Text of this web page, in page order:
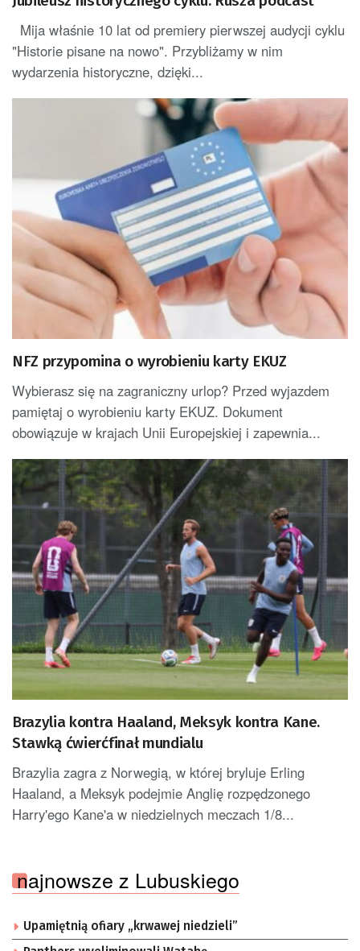
Mija właśnie 10 lat od premiery pierwszej audycji cyklu
"Historie pisane na nowo". Przybliżamy w nim
wydarzenia historyczne, dzięki...
NFZ przypomina o wyrobieniu karty EKUZ
Wybierasz się na zagraniczny urlop? Przed wyjazdem
pamiętaj o wyrobieniu karty EKUZ. Dokument
obowiązuje w krajach Unii Europejskiej i zapewnia...
Brazylia kontra Haaland, Meksyk kontra Kane.
Stawką ćwierćfinał mundialu
Brazylia zagra z Norwegią, w której bryluje Erling
Haaland, a Meksyk podejmie Anglię rozpędzonego
Harry'ego Kane'a w niedzielnych meczach 1/8...
najnowsze z Lubuskiego
Upamiętnią ofiary „krwawej niedzieli”